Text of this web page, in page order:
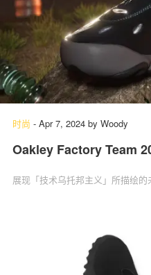
时尚 - Apr 7, 2024 by Woody
Oakley Factory Team
展现「技术乌托邦主义」所描绘的